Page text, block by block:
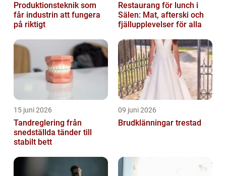
Produktionsteknik som
får industrin att fungera
på riktigt
Restaurang för lunch i
Sälen: Mat, afterski och
fjällupplevelser för alla
15 juni 2026
Tandreglering från
snedställda tänder till
stabilt bett
09 juni 2026
Brudklänningar trestad